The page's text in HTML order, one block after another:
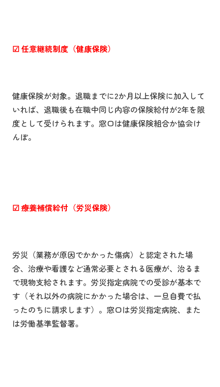
☑任意継続制度（健康保険）
健康保険が対象。退職までに2か月以上保険に加入して
いれば、退職後も在職中同じ内容の保険給付が2年を限
度として受けられます。窓口は健康保険組合か協会け
んぽ。
☑療養補償給付（労災保険）
労災（業務が原因でかかった傷病）と認定された場
合、治療や看護など通常必要とされる医療が、治るま
で現物支給されます。労災指定病院での受診が基本で
す（それ以外の病院にかかった場合は、一旦自費で払
ったのちに請求します）。窓口は労災指定病院、また
は労働基準監督署。